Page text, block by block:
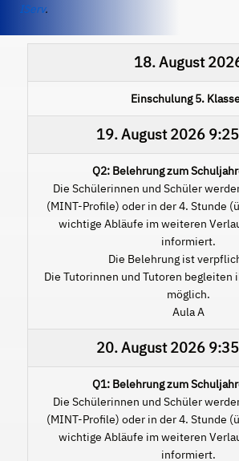
IServ.
18. August
Einschulung 5.
19. August 20269:25
Q2: Belehrung zum
Die Schülerinnen und Schüler
(MINT-Profile) oder in der 4. Stunde
wichtige Abläufe im weiteren
informiert.
Die Belehrung ist
Die Tutorinnen und Tutoren begleiten
möglich.
Aula A
20. August 20269:35
Q1: Belehrung zum
Die Schülerinnen und Schüler
(MINT-Profile) oder in der 4. Stunde
wichtige Abläufe im weiteren
informiert.